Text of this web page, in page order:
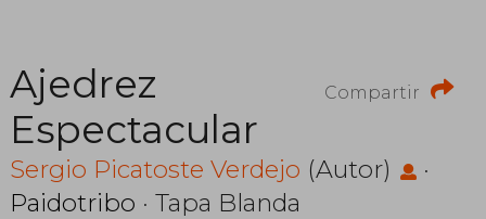
Compartir
Ajedrez
Espectacular
Sergio Picatoste Verdejo (Autor)
·
Paidotribo · Tapa Blanda